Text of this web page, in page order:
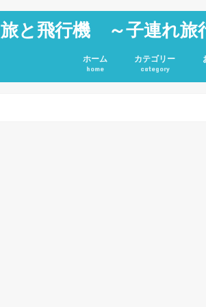
旅と飛行機 ～子連れ旅
ホーム
home
カテゴリー
category